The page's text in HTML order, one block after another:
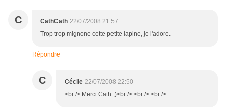
C CathCath 22/07/2008 21:57
Trop trop mignone cette petite lapine, je l'adore.
Répondre
C Cécile 22/07/2008 22:50
<br /> Merci Cath ;)<br /> <br /> <br />